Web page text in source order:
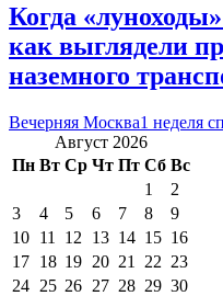
Когда
как выглядели
наземного
Вечерняя Москва1 неделя
Август 2026
Пн Вт Ср Чт Пт Сб Вс
1
2
3
4 5 6 7 8
9
10 11 12 13 14 15 16
17 18 19 20 21 22 23
24 25 26 27 28 29 30